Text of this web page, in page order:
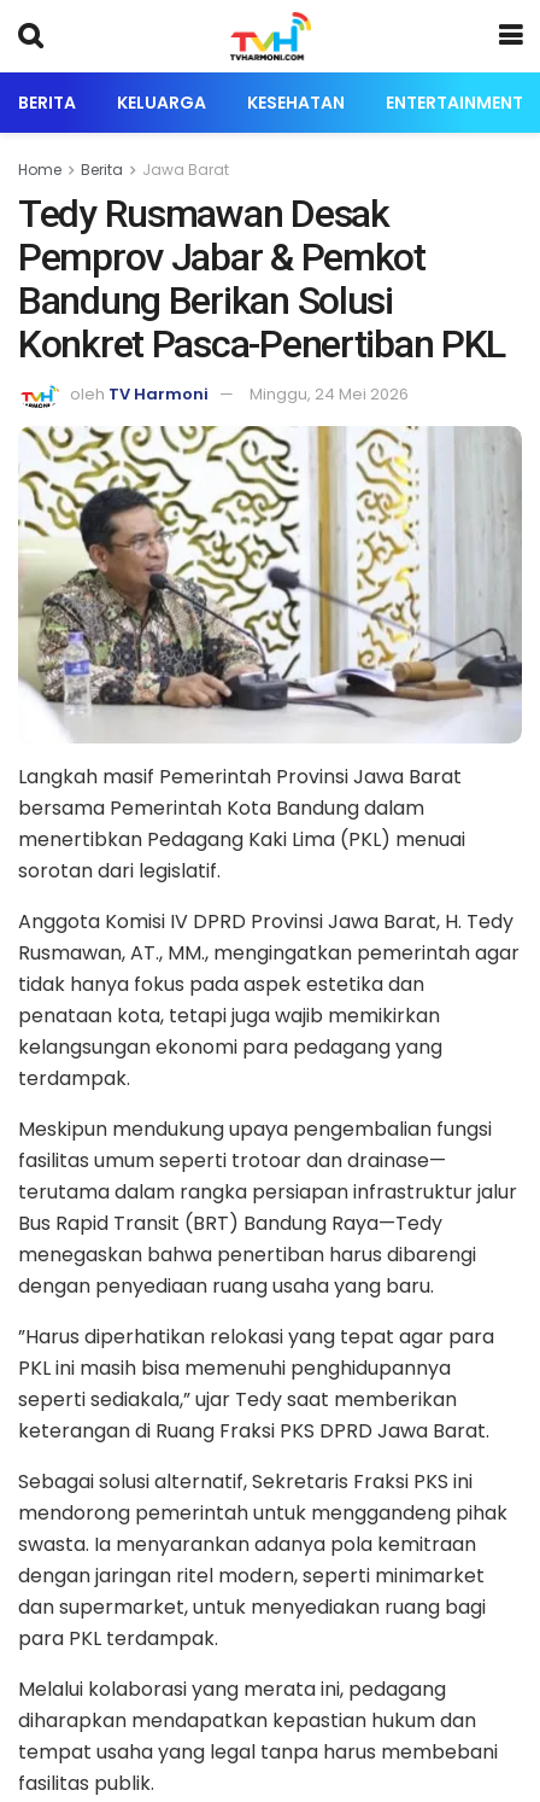
BERITA KELUARGA KESEHATAN ENTERTAINMENT
Home Berita Jawa Barat
Tedy Rusmawan Desak
Pemprov Jabar & Pemkot
Bandung Berikan Solusi
Konkret Pasca-Penertiban PKL
oleh TV Harmoni Minggu, 24 Mei 2026
Langkah masif Pemerintah Provinsi Jawa Barat
bersama Pemerintah Kota Bandung dalam
menertibkan Pedagang Kaki Lima (PKL) menuai
sorotan dari legislatif.
Anggota Komisi IV DPRD Provinsi Jawa Barat, H. Tedy
Rusmawan, AT., MM., mengingatkan pemerintah agar
tidak hanya fokus pada aspek estetika dan
penataan kota, tetapi juga wajib memikirkan
kelangsungan ekonomi para pedagang yang
terdampak.
​Meskipun mendukung upaya pengembalian fungsi
fasilitas umum seperti trotoar dan drainase—
terutama dalam rangka persiapan infrastruktur jalur
Bus Rapid Transit (BRT) Bandung Raya—Tedy
menegaskan bahwa penertiban harus dibarengi
dengan penyediaan ruang usaha yang baru.
​”Harus diperhatikan relokasi yang tepat agar para
PKL ini masih bisa memenuhi penghidupannya
seperti sediakala,” ujar Tedy saat memberikan
keterangan di Ruang Fraksi PKS DPRD Jawa Barat.
​Sebagai solusi alternatif, Sekretaris Fraksi PKS ini
mendorong pemerintah untuk menggandeng pihak
swasta. Ia menyarankan adanya pola kemitraan
dengan jaringan ritel modern, seperti minimarket
dan supermarket, untuk menyediakan ruang bagi
para PKL terdampak.
​Melalui kolaborasi yang merata ini, pedagang
diharapkan mendapatkan kepastian hukum dan
tempat usaha yang legal tanpa harus membebani
fasilitas publik.